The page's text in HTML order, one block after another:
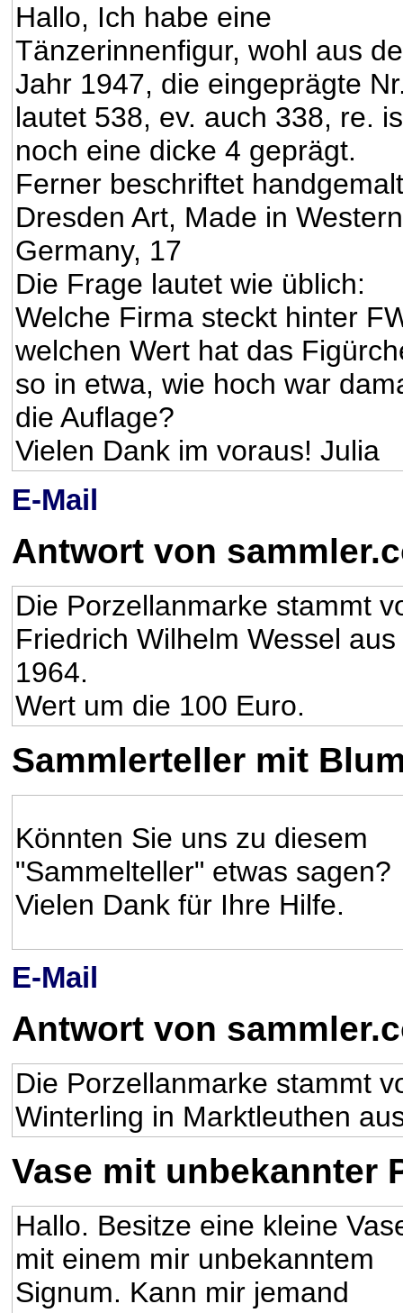
Hallo, Ich habe eine
Tänzerinnenfigur, wohl aus
Jahr 1947, die eingeprägte
lautet 538, ev. auch 338, re.
noch eine dicke 4 geprägt.
Ferner beschriftet handgemalt
Dresden Art, Made in Western
Germany, 17
Die Frage lautet wie üblich:
Welche Firma steckt hinter
welchen Wert hat das
so in etwa, wie hoch war
die Auflage?
Vielen Dank im voraus! Julia
E-Mail
Antwort von
Die Porzellanmarke stammt
Friedrich Wilhelm Wessel
1964.
Wert um die 100 Euro.
Sammlerteller mit
Könnten Sie uns zu diesem
"Sammelteller" etwas sagen?
Vielen Dank für Ihre Hilfe.
E-Mail
Antwort von
Die Porzellanmarke stammt
Winterling in Marktleuthen
Vase mit unbekannter
Hallo. Besitze eine kleine
mit einem mir unbekanntem
Signum. Kann mir jemand